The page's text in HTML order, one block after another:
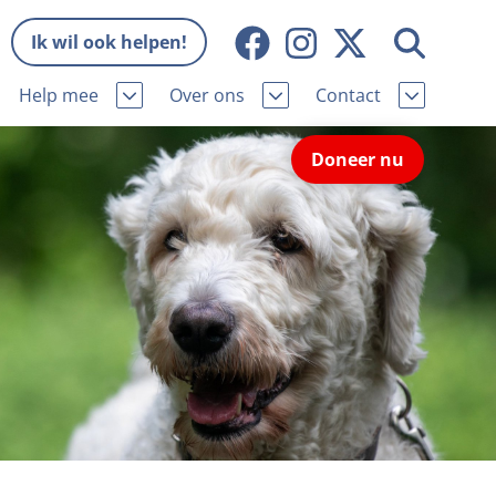
Ik wil ook helpen!
Help mee Over ons
Missie en visie
Wat wij doen
Onze organisatie
Samenwerking
Bekende vrienden
Vacatures
Donateursmagazine Hond
Contact
Contactgegevens
Pers
Nieuws
Veelgestelde vragen
Melding hondenleed
Nieuwsbrief
Incassodata
Doneer nu